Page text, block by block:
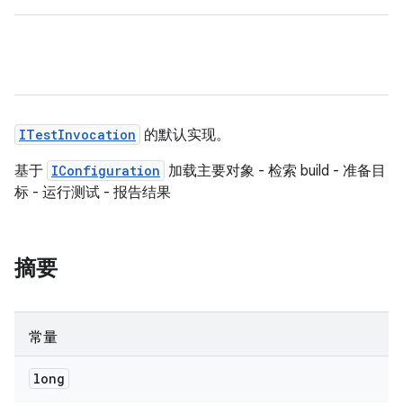
ITestInvocation 的默认实现。
基于 IConfiguration 加载主要对象 - 检索 build - 准备目
标 - 运行测试 - 报告结果
摘要
常量
long